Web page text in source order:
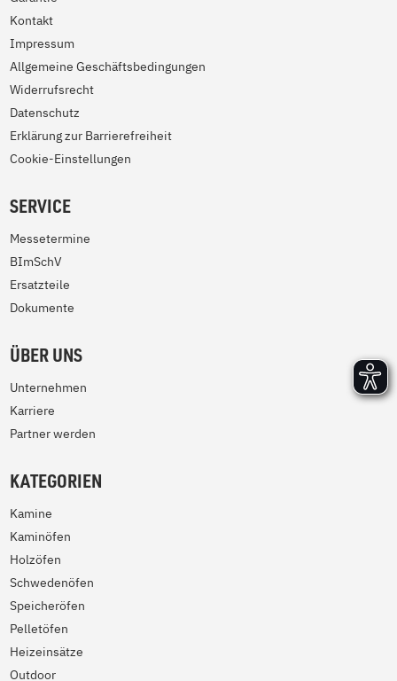
Kontakt
Impressum
Allgemeine Geschäftsbedingungen
Widerrufsrecht
Datenschutz
Erklärung zur Barrierefreiheit
Cookie-Einstellungen
SERVICE
Messetermine
BImSchV
Ersatzteile
Dokumente
ÜBER UNS
Unternehmen
Karriere
Partner werden
KATEGORIEN
Kamine
Kaminöfen
Holzöfen
Schwedenöfen
Speicheröfen
Pelletöfen
Heizeinsätze
Outdoor